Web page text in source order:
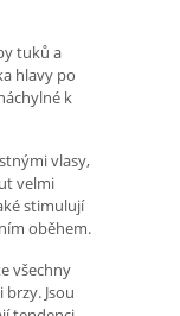
tuků a
hlavy po
k
vlasy,
velmi
stimulují
oběhem.
všechny
Jsou